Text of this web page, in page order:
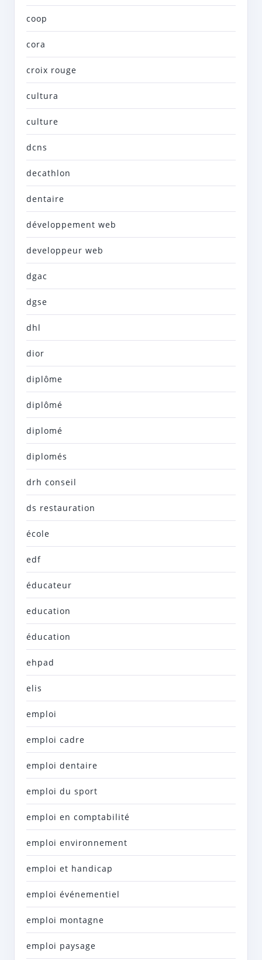
coop
cora
croix rouge
cultura
culture
dcns
decathlon
dentaire
développement web
developpeur web
dgac
dgse
dhl
dior
diplôme
diplômé
diplomé
diplomés
drh conseil
ds restauration
école
edf
éducateur
education
éducation
ehpad
elis
emploi
emploi cadre
emploi dentaire
emploi du sport
emploi en comptabilité
emploi environnement
emploi et handicap
emploi événementiel
emploi montagne
emploi paysage